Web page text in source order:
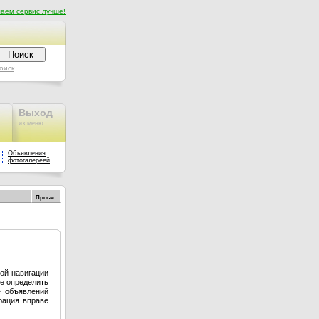
сервис лучше!
Выход
из меню
Объявления
фотогалереей
Просм
навигации
определить
вправе